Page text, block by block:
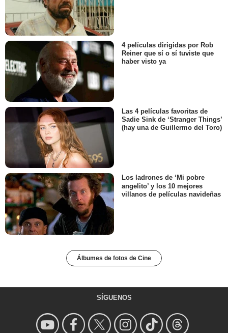
4 películas dirigidas por Rob
Reiner que sí o sí tuviste que
haber visto ya
Las 4 películas favoritas de
Sadie Sink de ‘Stranger Things’
(hay una de Guillermo del Toro)
Los ladrones de ‘Mi pobre
angelito’ y los 10 mejores
villanos de películas navideñas
Álbumes de fotos de Cine
SÍGUENOS